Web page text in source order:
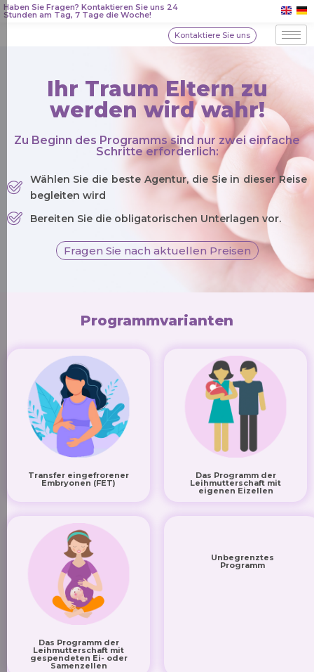
Haben Sie Fragen? Kontaktieren Sie uns 24
Stunden am Tag, 7 Tage die Woche!
Kontaktiere Sie uns
Ihr Traum Eltern zu
werden wird wahr!
Zu Beginn des Programms sind nur zwei einfache
Schritte erforderlich:
Wählen Sie die beste Agentur, die Sie in dieser Reise
begleiten wird
Bereiten Sie die obligatorischen Unterlagen vor.
Fragen Sie nach aktuellen Preisen
Programmvarianten
Transfer eingefrorener
Embryonen (FET)
Das Programm der
Leihmutterschaft mit
eigenen Eizellen
Das Programm der
Leihmutterschaft mit
gespendeten Ei- oder
Samenzellen
Unbegrenztes
Programm